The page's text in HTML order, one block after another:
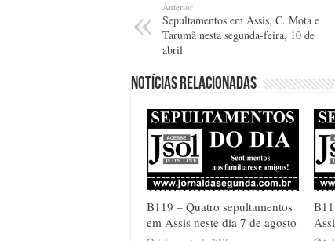
Anterior
Sepultamentos em Assis, C. Mota e
Tarumã nesta segunda-feira, 10 de
abril
Notícias relacionadas
B119 – Quatro sepultamentos
em Assis neste dia 7 de agosto